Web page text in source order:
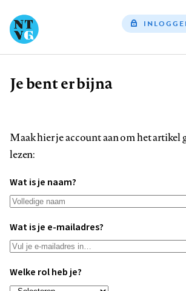
Kruimelpad
Je bent er bijna
Maak hier je account aan om het artikel
lezen:
Wat is je naam?
Wat is je e-mailadres?
Welke rol heb je?